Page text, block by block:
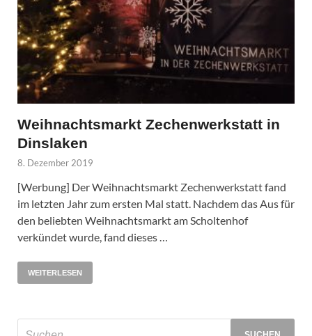
Weihnachtsmarkt Zechenwerkstatt in
Dinslaken
8. Dezember 2019
[Werbung] Der Weihnachtsmarkt Zechenwerkstatt fand
im letzten Jahr zum ersten Mal statt. Nachdem das Aus für
den beliebten Weihnachtsmarkt am Scholtenhof
verkündet wurde, fand dieses …
WEITERLESEN